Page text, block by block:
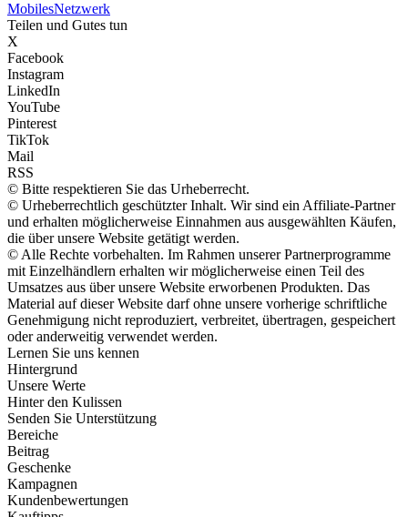
MobilesNetzwerk
Teilen und Gutes tun
X
Facebook
Instagram
LinkedIn
YouTube
Pinterest
TikTok
Mail
RSS
© Bitte respektieren Sie das Urheberrecht.
© Urheberrechtlich geschützter Inhalt. Wir sind ein Affiliate-Partner
und erhalten möglicherweise Einnahmen aus ausgewählten Käufen,
die über unsere Website getätigt werden.
© Alle Rechte vorbehalten. Im Rahmen unserer Partnerprogramme
mit Einzelhändlern erhalten wir möglicherweise einen Teil des
Umsatzes aus über unsere Website erworbenen Produkten. Das
Material auf dieser Website darf ohne unsere vorherige schriftliche
Genehmigung nicht reproduziert, verbreitet, übertragen, gespeichert
oder anderweitig verwendet werden.
Lernen Sie uns kennen
Hintergrund
Unsere Werte
Hinter den Kulissen
Senden Sie Unterstützung
Bereiche
Beitrag
Geschenke
Kampagnen
Kundenbewertungen